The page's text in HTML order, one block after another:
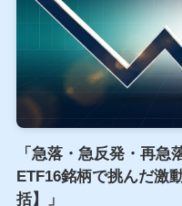
「急落・急反発・再
ETF16銘柄で挑んだ激
括】」